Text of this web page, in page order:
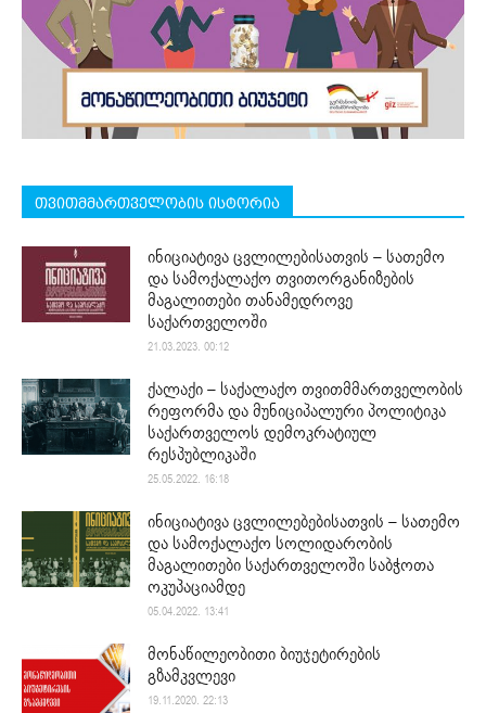
თვითმმართველობის ისტორია
ინიციატივა ცვლილებისათვის – სათემო
და სამოქალაქო თვითორგანიზების
მაგალითები თანამედროვე
საქართველოში
21.03.2023. 00:12
ქალაქი – საქალაქო თვითმმართველობის
რეფორმა და მუნიციპალური პოლიტიკა
საქართველოს დემოკრატიულ
რესპუბლიკაში
25.05.2022. 16:18
ინიციატივა ცვლილებებისათვის – სათემო
და სამოქალაქო სოლიდარობის
მაგალითები საქართველოში საბჭოთა
ოკუპაციამდე
05.04.2022. 13:41
მონაწილეობითი ბიუჯეტირების
გზამკვლევი
19.11.2020. 22:13